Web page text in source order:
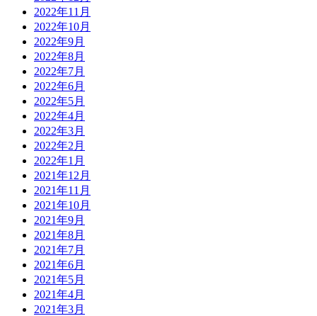
2022年11月
2022年10月
2022年9月
2022年8月
2022年7月
2022年6月
2022年5月
2022年4月
2022年3月
2022年2月
2022年1月
2021年12月
2021年11月
2021年10月
2021年9月
2021年8月
2021年7月
2021年6月
2021年5月
2021年4月
2021年3月